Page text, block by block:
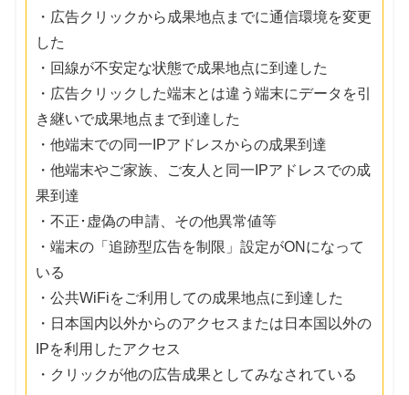
・広告クリックから成果地点までに通信環境を変更
した
・回線が不安定な状態で成果地点に到達した
・広告クリックした端末とは違う端末にデータを引
き継いで成果地点まで到達した
・他端末での同一IPアドレスからの成果到達
・他端末やご家族、ご友人と同一IPアドレスでの成
果到達
・不正･虚偽の申請、その他異常値等
・端末の「追跡型広告を制限」設定がONになって
いる
・公共WiFiをご利用しての成果地点に到達した
・日本国内以外からのアクセスまたは日本国以外の
IPを利用したアクセス
・クリックが他の広告成果としてみなされている